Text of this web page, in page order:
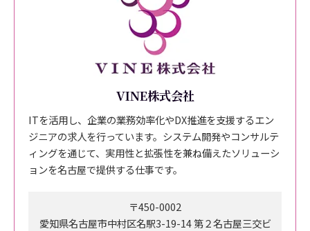
VINE株式会社
ITを活用し、企業の業務効率化やDX推進を支援するエン
ジニアの求人を行っています。システム開発やコンサルテ
ィングを通じて、実用性と拡張性を兼ね備えたソリューシ
ョンを名古屋で提供する仕事です。
〒450-0002
愛知県名古屋市中村区名駅3-19-14 第２名古屋三交ビ